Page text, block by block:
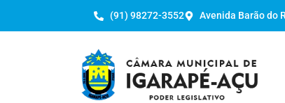
(91) 98272-3552 Avenida Barão do